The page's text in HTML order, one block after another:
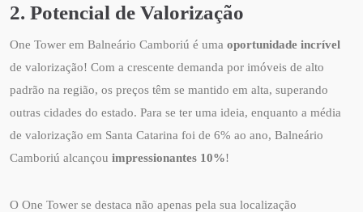
2. Potencial de Valorização
One Tower em Balneário Camboriú é uma oportunidade incrível
de valorização! Com a crescente demanda por imóveis de alto
padrão na região, os preços têm se mantido em alta, superando
outras cidades do estado. Para se ter uma ideia, enquanto a média
de valorização em Santa Catarina foi de 6% ao ano, Balneário
Camboriú alcançou impressionantes 10%!
O One Tower se destaca não apenas pela sua localização